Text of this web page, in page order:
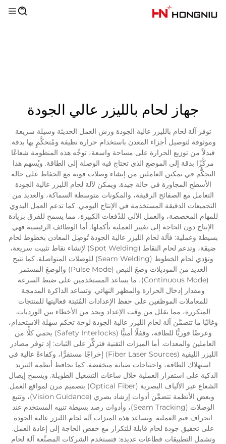
جهاز لحام بالليزر عالي الجودة
توفر آلة لحام بالليزر عالية الجودة ورش العمل الحديثة وسيلة سريعة
وموثوقة لتوصيل أجزاء المعدن باستخدام حرارة نظيفة ومُتحكَّمٍ بها بدقة.
فبدلاً من توزيع الحرارة على مساحة واسعة، توجِّه هذه المنظومة شعاعًا
مركَّزًا بدقة إلى الموضع الذي تحتاج فيه الوصلة إلى الطاقة. ويُسهم هذا
التحكُّم في تمكين العاملين من إنشاء وصلات قوية مع الحفاظ على حالة
الأسطح المجاورة في حالة جيدة. ويمكن لآلة لحام الليزر عالية الجودة
التعامل مع الصفائح الرقيقة، والمكونات متوسطة السماكة، والعديد من
التجميعات الدقيقة المستخدمة في الإنتاج اليومي. كما تدعم العمل اليدوي
للمهام المخصصة، والعمل الآلي للدُفعات الكبيرة، مما يسمح للفرق بزيادة
الإنتاج دون الحاجة إلى تغيير العملية بأكملها. أما الوظائف الرئيسية فهي
بسيطة وعملية: فآلة لحام الليزر عالية الجودة تُوصِل المعادن بخطوط لحام
ضيقة، وتدعم لحام النقاط (Spot Welding) لإنشاء نقاط تثبيت سريعة،
وتؤدي لحام الخطوط (Seam Welding) للوصلات المتواصلة. كما تتيح
العديد من الموديلات وضعَ النبض (Pulse Mode) والوضعَ المستمر
(Continuous Mode)، ما يساعد المستخدمين على ضبط السرعة
ومقدار إدخال الحرارة والمظهر النهائي. وتساعد الذاكرة المدمجة
للمعاملات الموظفين على حفظ الإعدادات المُثبتة فعاليتها للمنتجات
المتكررة، مما يقلل من وقت الإعداد ويحد من الأخطاء بين الورديات.
وغالبًا ما تتضمَّن آلة لحام الليزر عالية الجودة لوحة تحكم سهلة الاستخدام،
وعرضًا فوريًّا للطاقة، وقفلًا أمنيًّا (Safety Interlocks) يحمي كلًّا من
العاملين والمعدات. أما الميزات التقنية فتركِّز على الثبات: إذ توفر مصادر
الليزر الليفية (Fiber Laser Sources) إخراجًا مستقرًّا، وكفاءةً عالية في
استهلاك الطاقة، واحتياجات صيانة منخفضة. كما تحافظ أنظمة التبريد
الذكية على استقرار العملية خلال ساعات التشغيل الطويلة. ويسمح إيصال
الشعاع عبر الألياف البصرية (Optical Fiber) بتصميم مرن لمواقع العمل.
وبعض الأنظمة تتضمَّن أدوات إرشاد بصري (Vision Guidance)، وتتبع
الوصلات (Seam Tracking)، وأدوات رصد بسيطة تنبيه المستخدم عند
انحراف قيم العملية. وتساعد هذه الميزات آلة لحام الليزر عالية الجودة
على تحقيق جودة لحام قابلة للتكرار مع خفض الحاجة إلى إعادة العمل.
وتشمل التطبيقات قطاعات عديدة: فتستخدم الشركات المصنِّعة آلة لحام